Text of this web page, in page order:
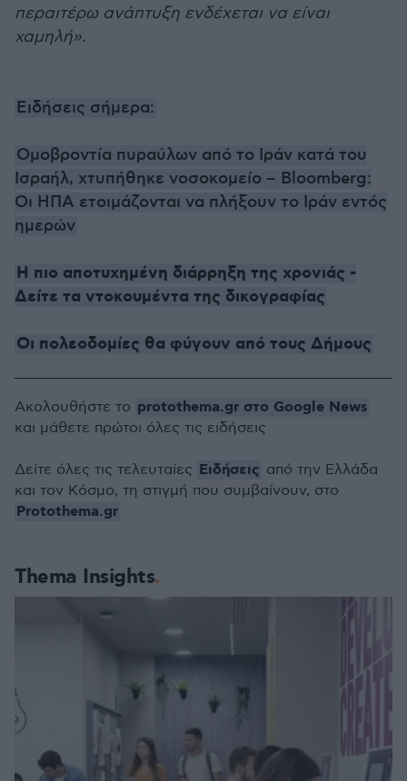
περαιτέρω ανάπτυξη ενδέχεται να είναι
χαμηλή».
Ειδήσεις σήμερα:
Ομοβροντία πυραύλων από το Ιράν κατά του
Ισραήλ, χτυπήθηκε νοσοκομείο – Bloomberg:
Οι ΗΠΑ ετοιμάζονται να πλήξουν το Ιράν εντός
ημερών
Η πιο αποτυχημένη διάρρηξη της χρονιάς -
Δείτε τα ντοκουμέντα της δικογραφίας
Oι πολεοδομίες θα φύγουν από τους Δήμους
Thema Insights
Ακολουθήστε το protothema.gr στο Google News
και μάθετε πρώτοι όλες τις ειδήσεις
Δείτε όλες τις τελευταίες Ειδήσεις από την Ελλάδα
και τον Κόσμο, τη στιγμή που συμβαίνουν, στο
Protothema.gr